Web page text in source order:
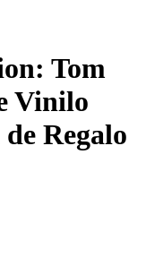
Tom
Vinilo
Regalo